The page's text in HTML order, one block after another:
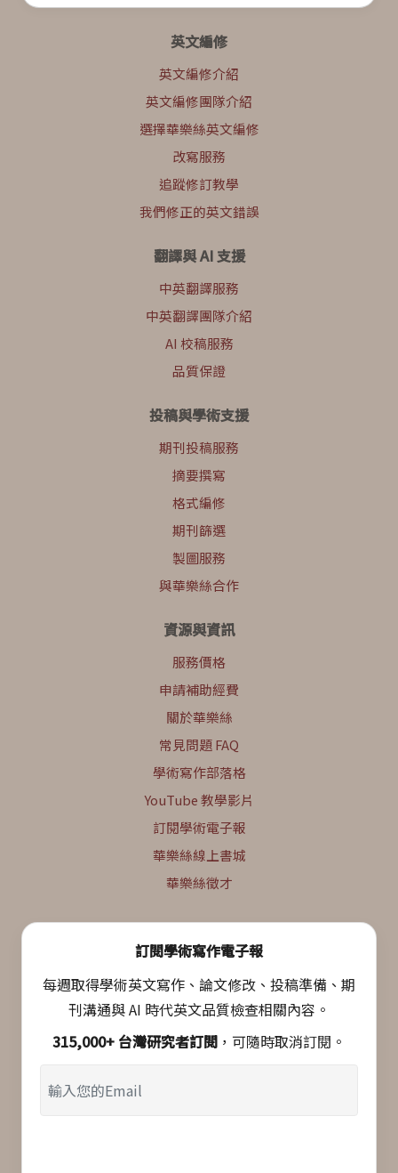
英文編修
英文編修介紹
英文編修團隊介紹
選擇華樂絲英文編修
改寫服務
追蹤修訂教學
我們修正的英文錯誤
翻譯與 AI 支援
中英翻譯服務
中英翻譯團隊介紹
AI 校稿服務
品質保證
投稿與學術支援
期刊投稿服務
摘要撰寫
格式編修
期刊篩選
製圖服務
與華樂絲合作
資源與資訊
服務價格
申請補助經費
關於華樂絲
常見問題 FAQ
學術寫作部落格
YouTube 教學影片
訂閱學術電子報
華樂絲線上書城
華樂絲徵才
訂閱學術寫作電子報
每週取得學術英文寫作、論文修改、投稿準備、期
刊溝通與 AI 時代英文品質檢查相關內容。
315,000+ 台灣研究者訂閱 ，可隨時取消訂閱。